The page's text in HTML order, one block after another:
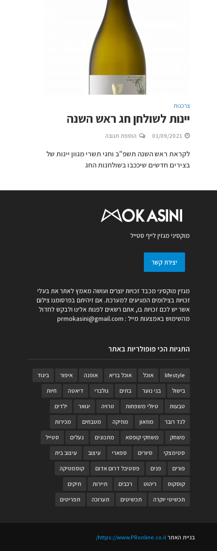
צרכנות
יינות לשולחן חג ראש השנה
01/09/2021 הוספת תגובה
לקראת ראש השנה תשפ"ב וחגי תשרי מגוון יינות של
בצירים חדשים שיככבו בשולחנות החג
מוקסיני מגזין לייף סטייל
יצירת קשר
מגזין מוקסיני מכבד זכויות יוצרים ועושה מאמץ לאתר את בעלי
זכויות בצילומים המגיעים למערכת. אם זיהיתם בפרסומנו צילום
אשר יש לכם זכויות בו, אתם רשאים לפנות אלינו ולבקש לחדול
מהשימוש באמצעות מייל : prmokasini@gmail.com
התגיות הכי פופולריות באתר
lifestyle אוכל אוכל בריא אופנה איפור
ביגוד
בישול
בני נוער בתים גולברי דיאטה
חיות
טבעות
טיולי משפחות טרויה יגואר
ילדים
לנד רובר
מוזאון מוזיקה מטבחים
מכירות
משחק
משחקי קופסא מתכונים נעלים
סטייל
סטימצקי
סיורים ספארי עיצוב
עיצוב בית
פורים
פנים פסטיבל דרום אדום
קוסמטיקה
קוסקוס
ריהוט רכבים תיירות
תיקים
תכשיטי יוקרה
תכשיטים תערוכה תפריטים
בניית האתרhttps://www.PRonline.co.il/